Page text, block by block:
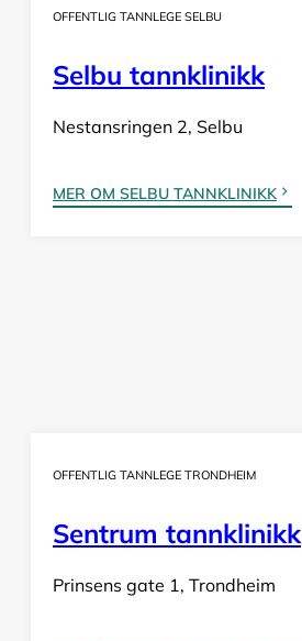
OFFENTLIG TANNLEGE SELBU
Selbu tannklinikk
Nestansringen 2, Selbu
MER OM SELBU TANNKLINIKK
OFFENTLIG TANNLEGE TRONDHEIM
Sentrum tannklinikk
Prinsens gate 1, Trondheim